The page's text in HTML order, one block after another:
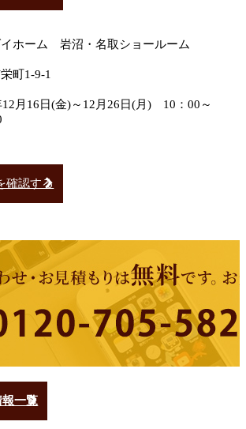
ホーム 岩沼・名取ショールーム
町1-9-1
12月16日(金)～12月26日(月) 10：00～
確認する
報一覧